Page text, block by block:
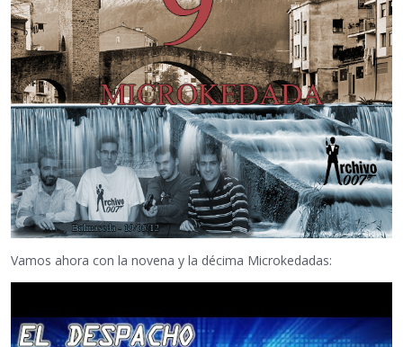
Vamos ahora con la novena y la décima Microkedadas: